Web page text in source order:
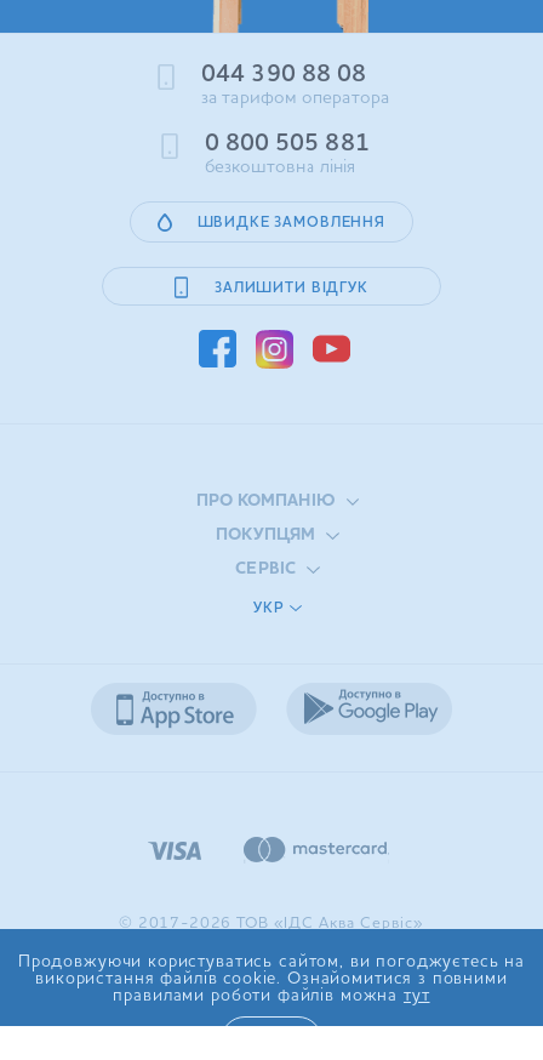
044 390 88 08
за тарифом оператора
0 800 505 881
безкоштовна лінія
ШВИДКЕ ЗАМОВЛЕННЯ
ЗАЛИШИТИ ВІДГУК
ПРО КОМПАНІЮ
ПОКУПЦЯМ
СЕРВІС
УКР
© 2017-2026 ТОВ «ІДС Аква Сервіс»
Продовжуючи користуватись сайтом, ви погоджуєтесь на
використання файлів cookie. Ознайомитися з повними
правилами роботи файлів можна тут